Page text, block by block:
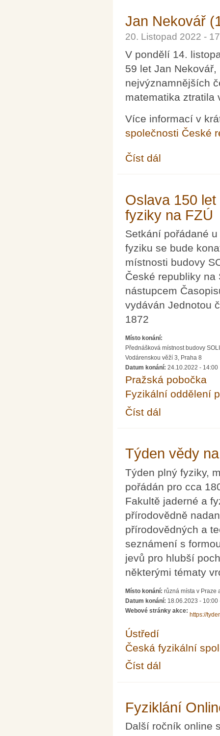
Jan Nekovář
20. Listopad 2022 -
V pondělí 14.
59 let Jan
nejvýznamnějších
matematika ztratila
Více informací v
společnosti České
Číst dál
Oslava 150
fyziky na FZÚ
Setkání pořádané
fyziku se bude
místnosti budovy
České republiky
nástupcem
vydáván Jednotou
1872
Místo konání:
Přednášková místnost budovy
Vodárenskou věží 3, Praha 8
Datum konání: 24.10.2022 - 14:00
Pražská pobočka
Fyzikální oddělení
Číst dál
Týden vědy
Týden plný fyziky,
pořádán pro cca
Fakultě jaderné a
přírodovědně
přírodovědných a
seznámení s
jevů pro hlubší
některými tématy
Místo konání: různá místa v Praze
Datum konání: 18.06.2023 - 10:00
Webové stránky akce:
https://
Ústředí
Česká fyzikální
Číst dál
Fyziklání
Další ročník online